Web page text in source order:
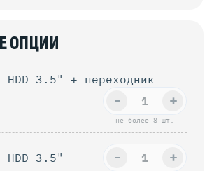
ОПЦИИ
HDD 3.5" + переходник
не более 8 шт.
+
-
HDD 3.5" +
-